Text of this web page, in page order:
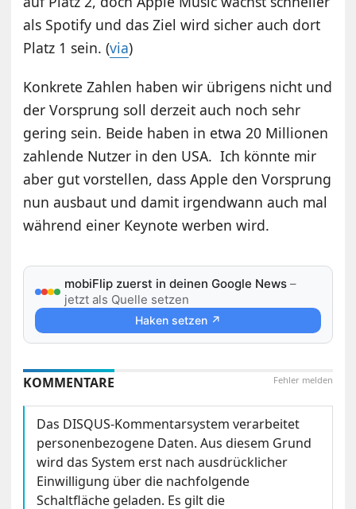
als Spotify und das Ziel wird sicher auch dort
Platz 1 sein. (via)
Konkrete Zahlen haben wir übrigens nicht und
der Vorsprung soll derzeit auch noch sehr
gering sein. Beide haben in etwa 20 Millionen
zahlende Nutzer in den USA. Ich könnte mir
aber gut vorstellen, dass Apple den Vorsprung
nun ausbaut und damit irgendwann auch mal
während einer Keynote werben wird.
mobiFlip zuerst in deinen Google News –
jetzt als Quelle setzen
Haken setzen ↗
Fehler melden
KOMMENTARE
Das DISQUS-Kommentarsystem verarbeitet
personenbezogene Daten. Aus diesem Grund
wird das System erst nach ausdrücklicher
Einwilligung über die nachfolgende
Schaltfläche geladen. Es gilt die